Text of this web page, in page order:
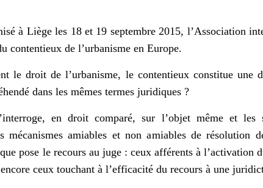
à Liège les 18 et 19 septembre 2015, l’Association
contentieux de l’urbanisme en Europe.
le droit de l’urbanisme, le contentieux constitue une
dans les mêmes termes juridiques ?
en droit comparé, sur l’objet même et les
mécanismes amiables et non amiables de résolution
pose le recours au juge : ceux afférents à
ceux touchant à l’efficacité du recours à une